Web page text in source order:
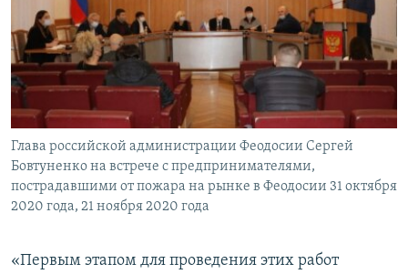
Глава российской администрации Феодосии Сергей
Бовтуненко на встрече с предпринимателями,
пострадавшими от пожара на рынке в Феодосии 31 октября
2020 года, 21 ноября 2020 года
«Первым этапом для проведения этих работ